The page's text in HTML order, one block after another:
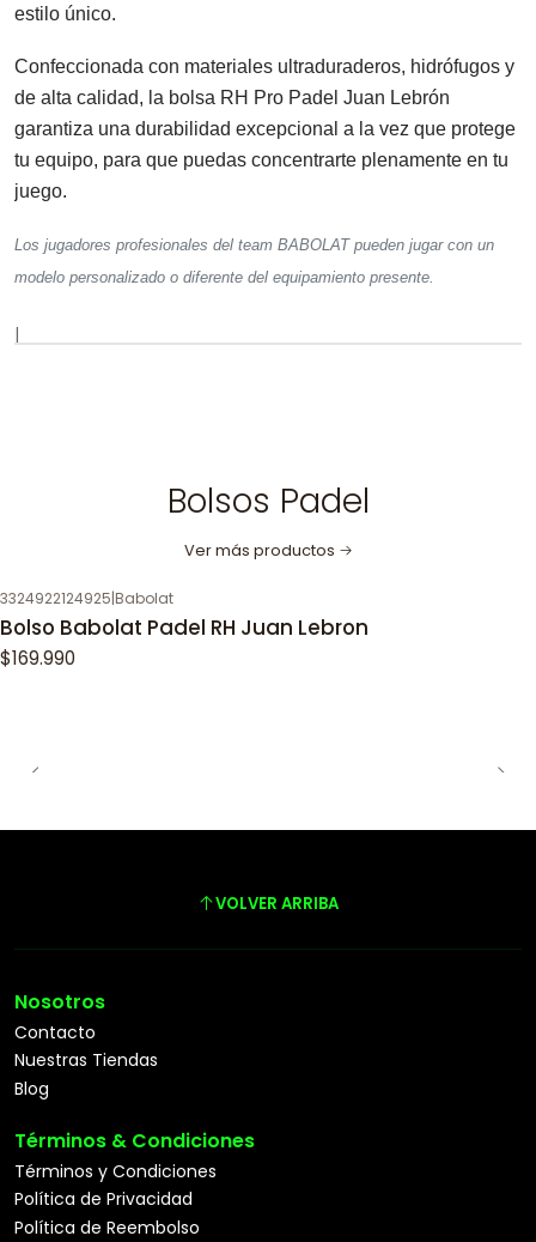
estilo único.
Confeccionada con materiales ultraduraderos, hidrófugos y
de alta calidad, la bolsa RH Pro Padel Juan Lebrón
garantiza una durabilidad excepcional a la vez que protege
tu equipo, para que puedas concentrarte plenamente en tu
juego.
Los jugadores profesionales del team BABOLAT pueden jugar con un
modelo personalizado o diferente del equipamiento presente.
|
Bolsos Padel
Ver más productos
3324922124925|Babolat
Bolso Babolat Padel RH Juan Lebron
$169.990
VOLVER ARRIBA
Nosotros
Contacto
Nuestras Tiendas
Blog
Términos & Condiciones
Términos y Condiciones
Política de Privacidad
Política de Reembolso